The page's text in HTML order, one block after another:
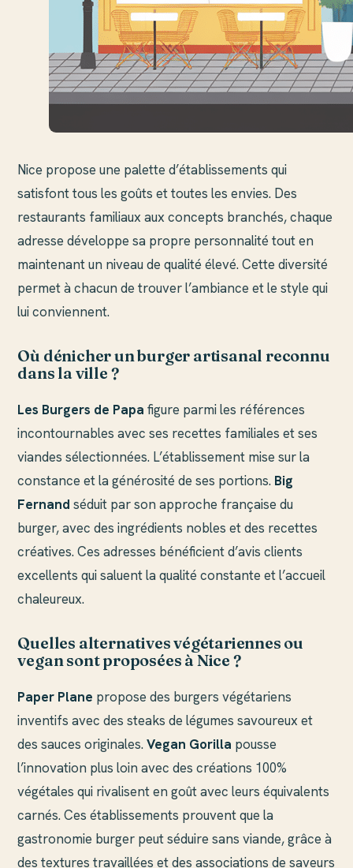
Nice propose une palette d’établissements qui
satisfont tous les goûts et toutes les envies. Des
restaurants familiaux aux concepts branchés, chaque
adresse développe sa propre personnalité tout en
maintenant un niveau de qualité élevé. Cette diversité
permet à chacun de trouver l’ambiance et le style qui
lui conviennent.
Où dénicher un burger artisanal reconnu
dans la ville ?
Les Burgers de Papa figure parmi les références
incontournables avec ses recettes familiales et ses
viandes sélectionnées. L’établissement mise sur la
constance et la générosité de ses portions. Big
Fernand séduit par son approche française du
burger, avec des ingrédients nobles et des recettes
créatives. Ces adresses bénéficient d’avis clients
excellents qui saluent la qualité constante et l’accueil
chaleureux.
Quelles alternatives végétariennes ou
vegan sont proposées à Nice ?
Paper Plane propose des burgers végétariens
inventifs avec des steaks de légumes savoureux et
des sauces originales.Vegan Gorilla pousse
l’innovation plus loin avec des créations 100%
végétales qui rivalisent en goût avec leurs équivalents
carnés. Ces établissements prouvent que la
gastronomie burger peut séduire sans viande, grâce à
des textures travaillées et des associations de saveurs